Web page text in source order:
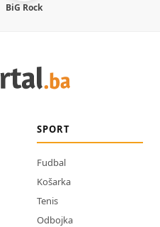
BiG Rock
SPORT
Fudbal
Košarka
Tenis
Odbojka